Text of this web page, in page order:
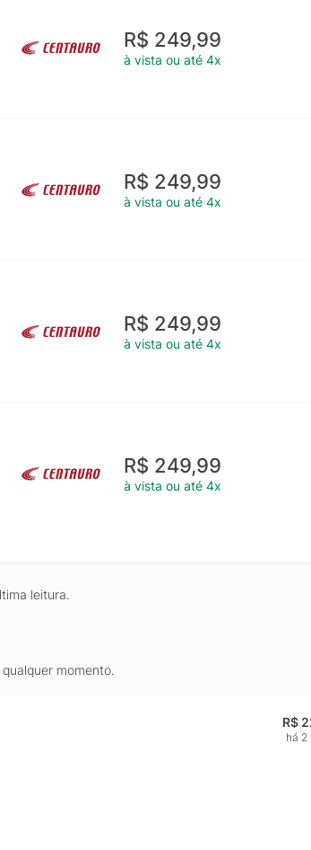
R$ 249,99
à vista ou até 4x
R$ 249,99
à vista ou até 4x
R$ 249,99
à vista ou até 4x
R$ 249,99
à vista ou até 4x
leitura.
momento.
R$
há 2